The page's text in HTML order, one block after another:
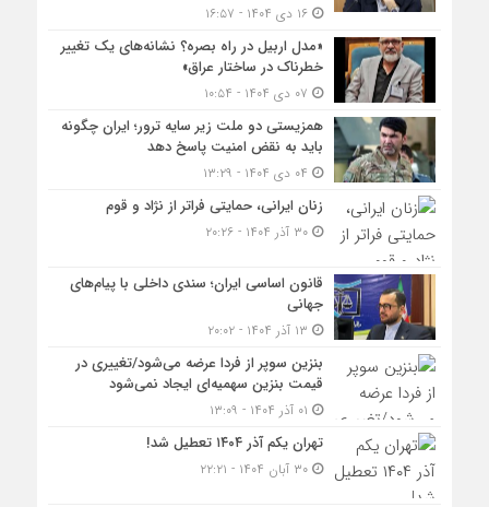
۱۶ دی ۱۴۰۴ - ۱۶:۵۷
«مدل اربیل در راه بصره؟ نشانه‌های یک تغییر
خطرناک در ساختار عراق»
همزیستی دو ملت زیر سایه ترور؛ ایران چگونه
باید به نقض امنیت پاسخ دهد
زنان ایرانی، حمایتی فراتر از نژاد و قوم
۳۰ آذر ۱۴۰۴ - ۲۰:۲۶
قانون اساسی ایران؛ سندی داخلی با پیام‌های
جهانی
بنزین سوپر از فردا عرضه می‌شود/تغییری در
قیمت بنزین سهمیه‌ای ایجاد نمی‌شود
تهران یکم آذر ۱۴۰۴ تعطیل شد!
۳۰ آبان ۱۴۰۴ - ۲۲:۲۱